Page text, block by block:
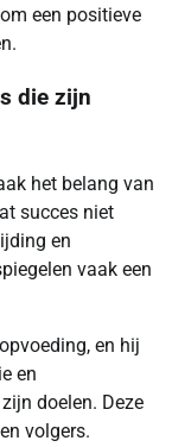
een positieve
die zijn
het belang van
succes niet
en
vaak een
en hij
en
doelen. Deze
volgers.